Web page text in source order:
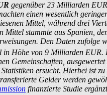
gegenüber 23 Milliarden
einen wesentlich
Mittel, während drei
Mittel stammte aus Spanien,
Den Daten zufolge
Höhe von 9 Milliarden EUR.
Gemein­schaften,
ersucht. Hierbei ist
Gelder werden
finanzierte Studie